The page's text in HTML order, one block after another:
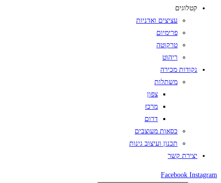
קטלוגים
עציצים ואדניות
פרימיום
טרקוטה
ריהוט
נקודות מכירה
משתלות
צפון
מרכז
דרום
כסאות מעוצבים
תכנון ועיצוב גינות
יצירת קשר
Facebook Instagram